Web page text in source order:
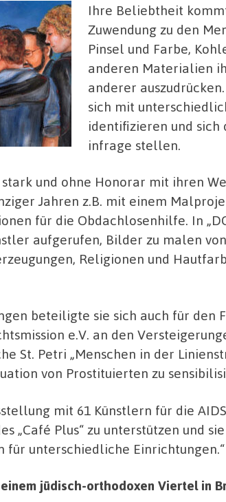
Ihre Beliebtheit
Zuwendung zu den
Pinsel und Farbe,
anderen Materialien
anderer
sich mit
identifizieren und sich
infrage stellen.
und ohne Honorar mit ihren
Jahren z.B. mit einem
für die Obdachlosenhilfe. In
aufgerufen, Bilder zu malen
Religionen und
beteiligte sie sich auch für den
e.V. an den
St. Petri „Menschen in der
von Prostituierten zu
mit 61 Künstlern für die
„Café Plus“ zu unterstützen und
für unterschiedliche Einrichtungen.“
jüdisch-orthodoxen Viertel in